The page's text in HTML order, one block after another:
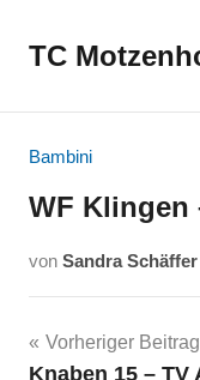
InhaltTC
Bambini
WF Klingen
von Sandra Schäffer
Vorheriger Beitrag
Knaben 15 – TV